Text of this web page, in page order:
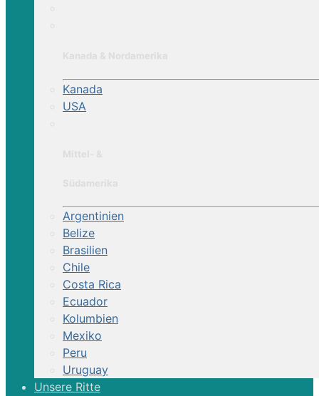
Kanada
USA
Argentinien
Belize
Brasilien
Chile
Costa Rica
Ecuador
Kolumbien
Mexiko
Peru
Uruguay
Unsere Ritte